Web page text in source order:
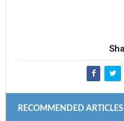
RECOMMENDED ARTICLES